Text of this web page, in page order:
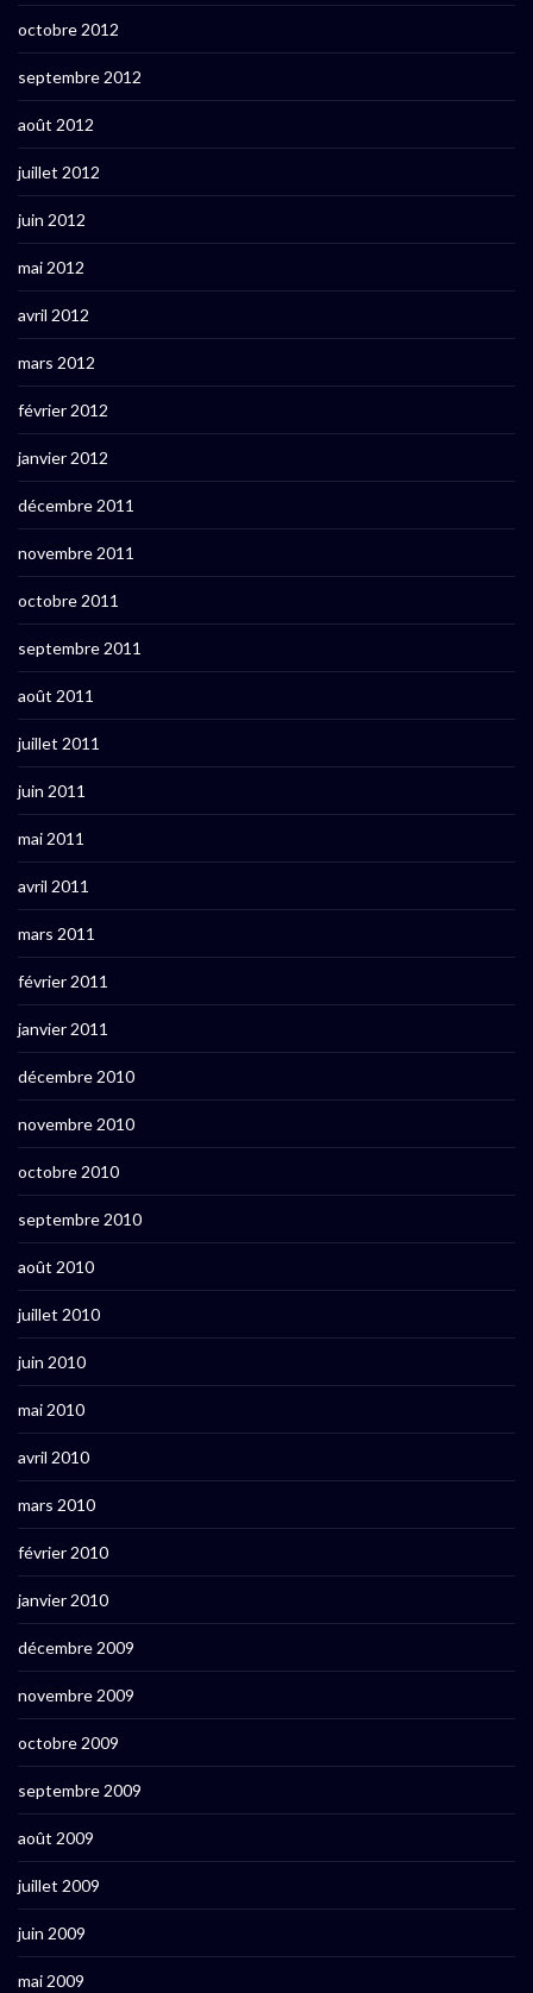
octobre 2012
septembre 2012
août 2012
juillet 2012
juin 2012
mai 2012
avril 2012
mars 2012
février 2012
janvier 2012
décembre 2011
novembre 2011
octobre 2011
septembre 2011
août 2011
juillet 2011
juin 2011
mai 2011
avril 2011
mars 2011
février 2011
janvier 2011
décembre 2010
novembre 2010
octobre 2010
septembre 2010
août 2010
juillet 2010
juin 2010
mai 2010
avril 2010
mars 2010
février 2010
janvier 2010
décembre 2009
novembre 2009
octobre 2009
septembre 2009
août 2009
juillet 2009
juin 2009
mai 2009